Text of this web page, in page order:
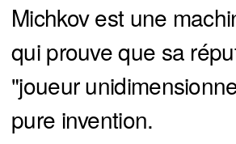
Michkov est une
qui prouve que sa
"joueur
pure invention.